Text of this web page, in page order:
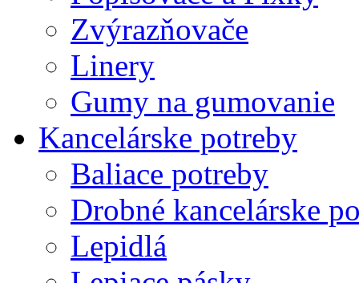
Zvýrazňovače
Linery
Gumy na gumovanie
Kancelárske potreby
Baliace potreby
Drobné kancelárske
Lepidlá